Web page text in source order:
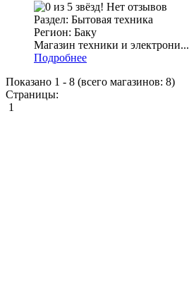
Нет отзывов
Раздел: Бытовая техника
Регион: Баку
Магазин техники и электрони...
Подробнее
Показано 1 - 8 (всего магазинов: 8)
Страницы:
1